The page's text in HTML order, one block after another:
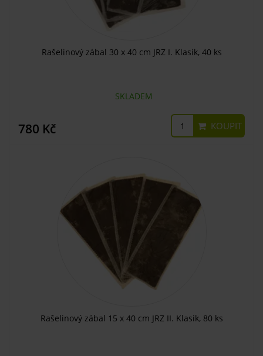
Rašelinový zábal 30 x 40 cm JRZ I. Klasik, 40 ks
SKLADEM
780 Kč KOUPIT
Rašelinový zábal 15 x 40 cm JRZ II. Klasik, 80 ks